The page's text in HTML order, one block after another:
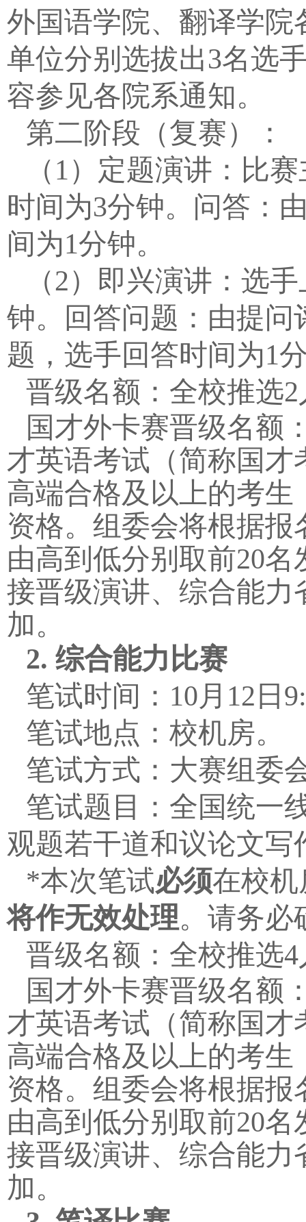
外国语学院、翻译学
单位分别选拔出3名选
容参见各院系通知。
第二阶段（复赛）：
（1）定题演讲：比赛
时间为3分钟。问答：
间为1分钟。
（2）即兴演讲：选
钟。回答问题：由提
题，选手回答时间为1
晋级名额：全校推选2
国才外卡赛晋级名额
才英语考试（简称国
高端合格及以上的考
资格。组委会将根据
由高到低分别取前20名
接晋级演讲、综合能
加。
2. 综合能力比赛
笔试时间： 10月 12 日
笔试地点：校机房。
笔试方式：大赛组委
笔试题目：全国统一
观题若干道和议论文写
*本次笔试必须在校
将作无效处理。请务必
晋级名额：全校推选4
国才外卡赛晋级名额
才英语考试（简称国
高端合格及以上的考
资格。组委会将根据
由高到低分别取前20名
接晋级演讲、综合能
加。